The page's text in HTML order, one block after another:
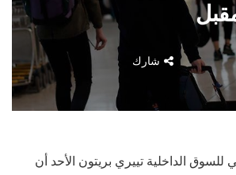
شارك
للسوق الداخلية تييري بريتون الأحد أن